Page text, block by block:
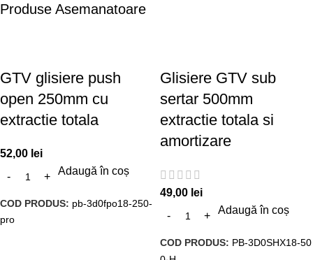
Produse Asemanatoare
GTV glisiere push
open 250mm cu
extractie totala
52,00 lei
Adaugă în coș
COD PRODUS: pb-3d0fpo18-250-
pro
Glisiere GTV sub
sertar 500mm
extractie totala si
amortizare
49,00 lei
Adaugă în coș
COD PRODUS: PB-3D0SHX18-50